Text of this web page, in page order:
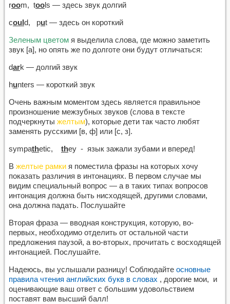
room, tools — здесь звук долгий
could, put — здесь он короткий
Зеленым цветом я выделила слова, где можно заметить
звук [a], но опять же по долготе они будут отличаться:
dark — долгий звук
hunters — короткий звук
Очень важным моментом здесь является правильное
произношение межзубных звуков (слова в тексте
подчеркнуты желтым), которые дети так часто любят
заменять русскими [в, ф] или [c, з].
sympathetic, they - язык зажали зубами и вперед!
В желтые рамки я поместила фразы на которых хочу
показать различия в интонациях. В первом случае мы
видим специальный вопрос — а в таких типах вопросов
интонация должна быть нисходящей, другими словами,
она должна падать. Послушайте
Вторая фраза — вводная конструкция, которую, во-
первых, необходимо отделить от остальной части
предложения паузой, а во-вторых, прочитать с восходящей
интонацией. Послушайте.
Надеюсь, вы услышали разницу! Соблюдайте основные
правила чтения английских букв в словах , дорогие мои, и
оценивающие ваш ответ с большим удовольствием
поставят вам высший балл!